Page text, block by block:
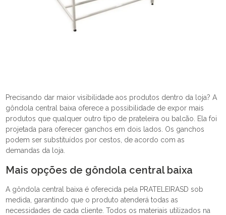
Precisando dar maior visibilidade aos produtos dentro da loja? A
gôndola central baixa oferece a possibilidade de expor mais
produtos que qualquer outro tipo de prateleira ou balcão. Ela foi
projetada para oferecer ganchos em dois lados. Os ganchos
podem ser substituídos por cestos, de acordo com as
demandas da loja.
Mais opções de gôndola central baixa
A gôndola central baixa é oferecida pela PRATELEIRASD sob
medida, garantindo que o produto atenderá todas as
necessidades de cada cliente. Todos os materiais utilizados na